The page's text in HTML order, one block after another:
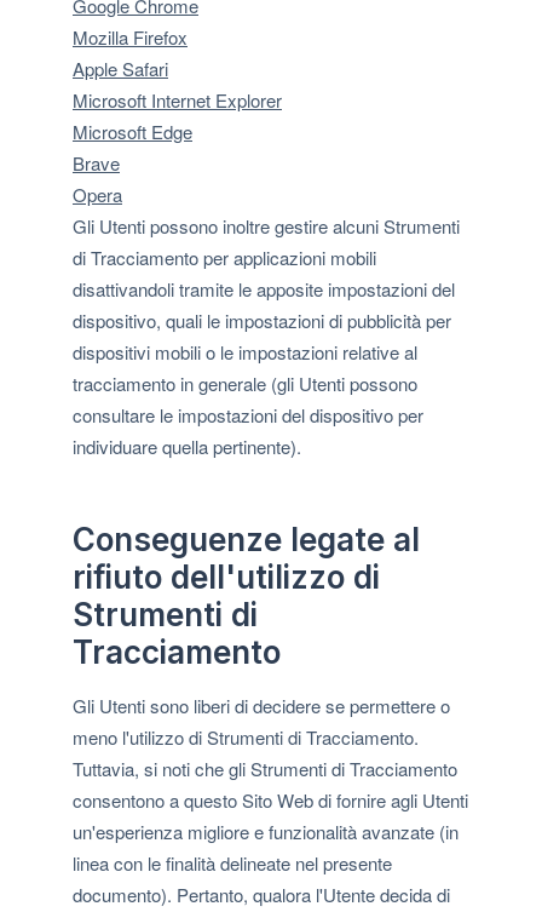
Google Chrome
Mozilla Firefox
Apple Safari
Microsoft Internet Explorer
Microsoft Edge
Brave
Opera
Gli Utenti possono inoltre gestire alcuni Strumenti
di Tracciamento per applicazioni mobili
disattivandoli tramite le apposite impostazioni del
dispositivo, quali le impostazioni di pubblicità per
dispositivi mobili o le impostazioni relative al
tracciamento in generale (gli Utenti possono
consultare le impostazioni del dispositivo per
individuare quella pertinente).
Conseguenze legate al
rifiuto dell'utilizzo di
Strumenti di
Tracciamento
Gli Utenti sono liberi di decidere se permettere o
meno l'utilizzo di Strumenti di Tracciamento.
Tuttavia, si noti che gli Strumenti di Tracciamento
consentono a questo Sito Web di fornire agli Utenti
un'esperienza migliore e funzionalità avanzate (in
linea con le finalità delineate nel presente
documento). Pertanto, qualora l'Utente decida di